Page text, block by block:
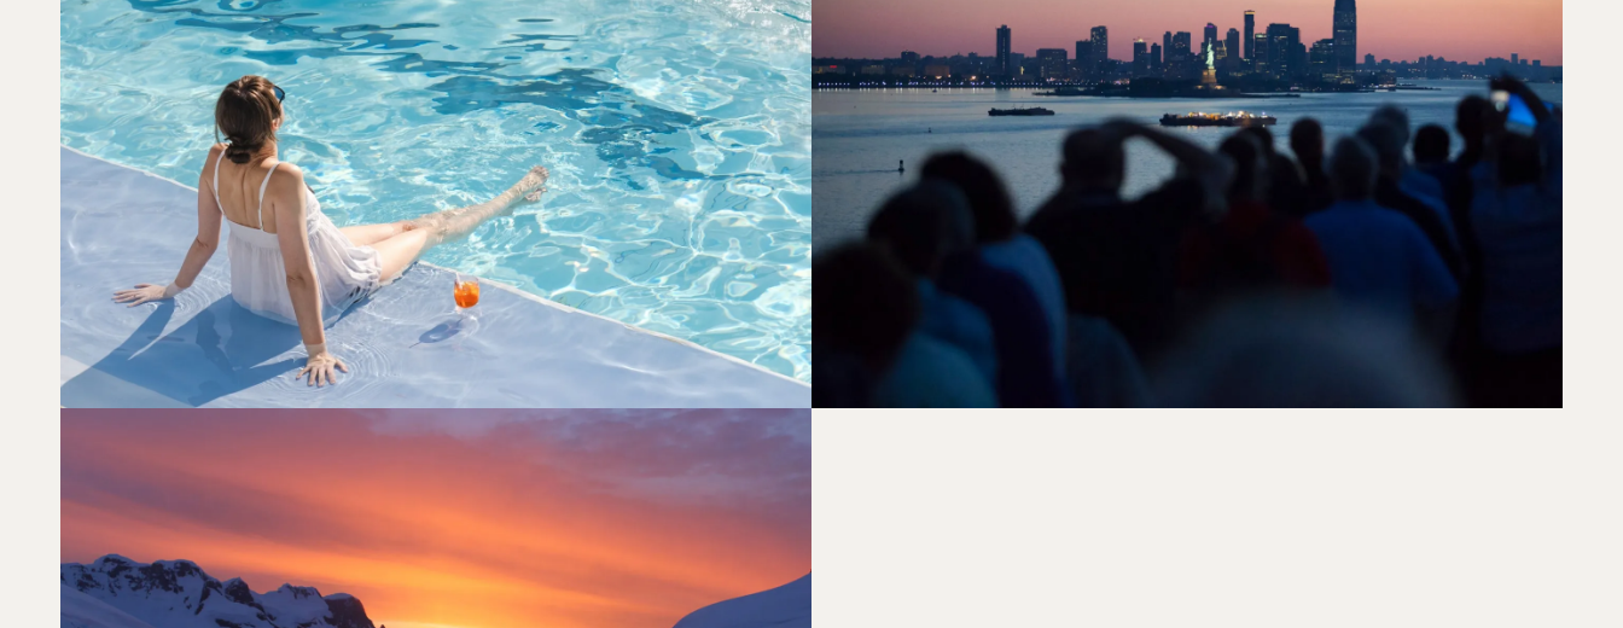
SOL, ØLIV OG TURKISBLÅ HORISONTER